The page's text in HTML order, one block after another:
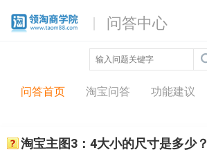
问答中心
问答首页 淘宝问答 功能建议
淘宝主图3：4大小的尺寸是多少？